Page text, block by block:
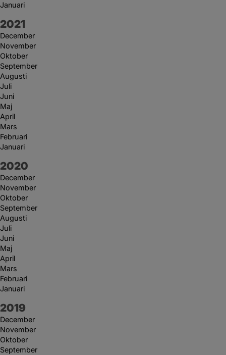
Januari
År:
2021
December
November
Oktober
September
Augusti
Juli
Juni
Maj
April
Mars
Februari
Januari
År:
2020
December
November
Oktober
September
Augusti
Juli
Juni
Maj
April
Mars
Februari
Januari
År:
2019
December
November
Oktober
September